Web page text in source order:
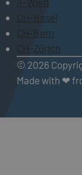
CH-Basel
CH-Bern
CH-Zürich
© 2026
Made with ❤